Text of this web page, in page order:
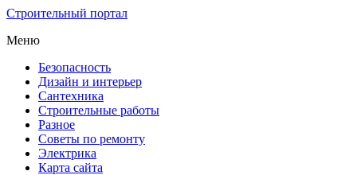
Строительный портал
Меню
Безопасность
Дизайн и интерьер
Сантехника
Строительные работы
Разное
Советы по ремонту
Электрика
Карта сайта